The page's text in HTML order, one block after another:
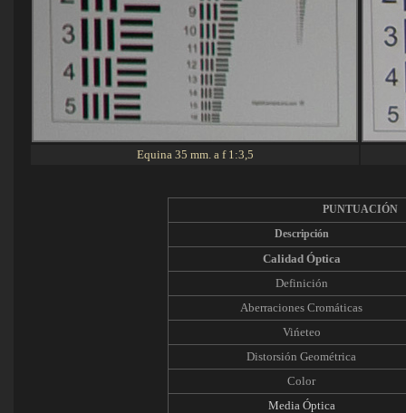
Equina 35 mm. a f 1:3,5
PUNTUACIÓN
Descripción
Calidad Óptica
Definición
Aberraciones Cromáticas
Vińeteo
Distorsión Geométrica
Color
Media Óptica